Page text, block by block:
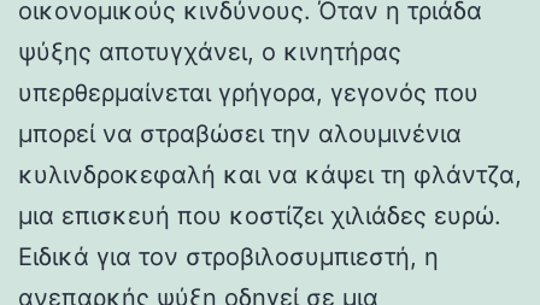
οικονομικούς κινδύνους. Όταν η τριάδα
ψύξης αποτυγχάνει, ο κινητήρας
υπερθερμαίνεται γρήγορα, γεγονός που
μπορεί να στραβώσει την αλουμινένια
κυλινδροκεφαλή και να κάψει τη φλάντζα,
μια επισκευή που κοστίζει χιλιάδες ευρώ.
Ειδικά για τον στροβιλοσυμπιεστή, η
ανεπαρκής ψύξη οδηγεί σε μια